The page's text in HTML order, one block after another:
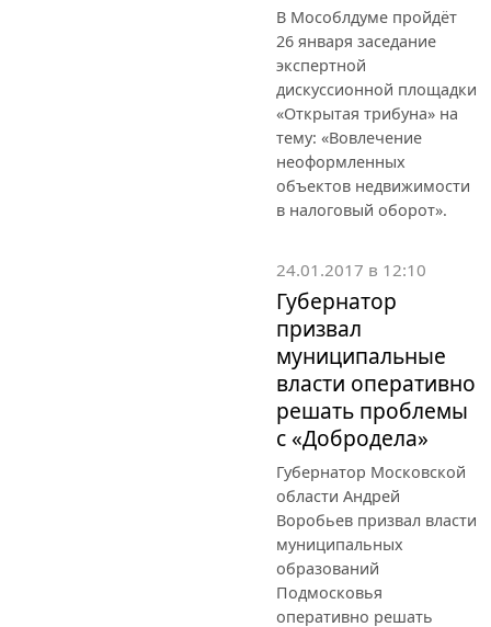
В Мособлдуме пройдёт
26 января заседание
экспертной
дискуссионной площадки
«Открытая трибуна» на
тему: «Вовлечение
неоформленных
объектов недвижимости
в налоговый оборот».
24.01.2017 в 12:10
Губернатор
призвал
муниципальные
власти оперативно
решать проблемы
с «Добродела»
Губернатор Московской
области Андрей
Воробьев призвал власти
муниципальных
образований
Подмосковья
оперативно решать